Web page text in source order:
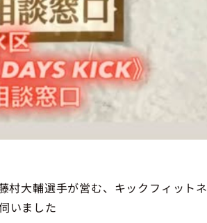
大輔選手が営む、キックフィットネ
いました